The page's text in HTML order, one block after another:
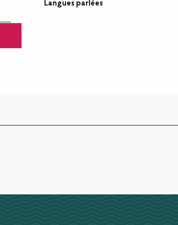
Langues parlées
Langues parlées